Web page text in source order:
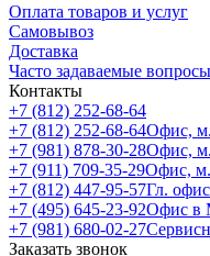
Оплата товаров и услуг
Самовывоз
Доставка
Часто задаваемые вопросы
Контакты
+7 (812) 252-68-64
+7 (812) 252-68-64Офис,
+7 (981) 878-30-28Офис,
+7 (911) 709-35-29Офис,
+7 (812) 447-95-57Гл.
+7 (495) 645-23-92Офис в
+7 (981) 680-02-27
Заказать звонок